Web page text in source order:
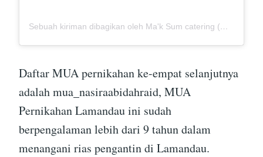
Sebuah kiriman dibagikan oleh Ma'k Sum catering (@mak_sumcatering)
Daftar MUA pernikahan ke-empat selanjutnya
adalah mua_nasiraabidahraid, MUA
Pernikahan Lamandau ini sudah
berpengalaman lebih dari 9 tahun dalam
menangani rias pengantin di Lamandau.